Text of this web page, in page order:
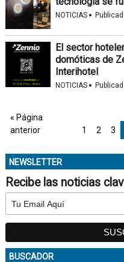
NOTICIAS ·
El sector
domóticas de
Interihotel
NOTICIAS ·
« Página
anterior
1 2 3
NEWSLETTER
Recibe las noticias
BUSCADOR